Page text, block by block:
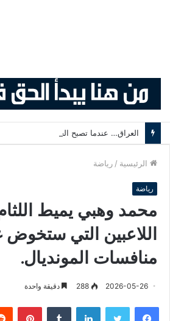
العراق… عندما تصبح الحرب أسلوب حياة
الرئيسية / رياضة
رياضة
محمد وهبي يميط
اللاعبين التي ستخوض
منافسات المونديال.
2026-05-26
288 دقيقة واحدة
فيسبوك لينكدإن بينتيريست